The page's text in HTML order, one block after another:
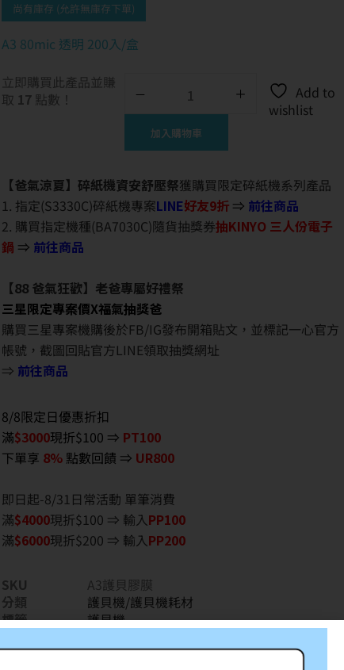
尚有庫存 (允許無庫存下單)
A3 80mic 透明 200入/盒
立即購買此產品並賺
取 17點數！
加入購物車
Add to
wishlist
【爸氣涼夏】碎紙機資安舒壓祭獲購買限定碎紙機系列產品
1. 指定(S3330C)碎紙機專案LINE好友9折 ⇒ 前往商品
2. 購買指定機種(BA7030C)隨貨抽獎券抽KINYO 三人份電子
鍋 ⇒ 前往商品
【88 爸氣狂歡】老爸專屬好禮祭
三星限定專案價X福氣抽獎爸
購買三星專案機購後於FB/IG發布開箱貼文，並標記一心官方
帳號，截圖回貼官方LINE領取抽獎網址
⇒ 前往商品
8/8限定日優惠折扣
滿$3000現折$100 ⇒ PT100
下單享 8% 點數回饋 ⇒ UR800
即日起-8/31日常活動 單筆消費
滿$4000現折$100 ⇒ 輸入PP100
滿$6000現折$200 ⇒ 輸入PP200
SKU
A3護貝膠膜
分類
護貝機/護貝機耗材
標籤
護貝機
分享到: